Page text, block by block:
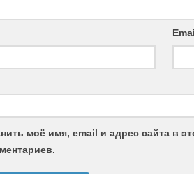
моё имя, email и адрес сайта в